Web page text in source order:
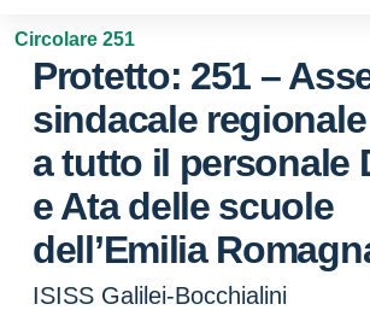
Circolare 251
Protetto: 251 –
sindacale
a tutto il personale
e Ata delle scuole
dell’Emilia
ISISS Galilei-Bocchialini